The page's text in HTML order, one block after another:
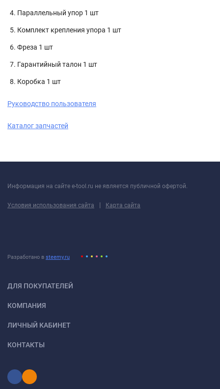
Параллельный упор 1 шт
Комплект крепления упора 1 шт
Фреза 1 шт
Гарантийный талон 1 шт
Коробка 1 шт
Руководство пользователя
Каталог запчастей
Информация на сайте e-tool.ru не является публичной офертой.
Условия использования сайта | Карта сайта
Разработано в steemy.ru
ДЛЯ ПОКУПАТЕЛЕЙ
КОМПАНИЯ
ЛИЧНЫЙ КАБИНЕТ
КОНТАКТЫ